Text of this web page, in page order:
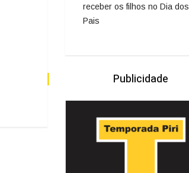
receber os filhos no Dia dos
Pais
Publicidade